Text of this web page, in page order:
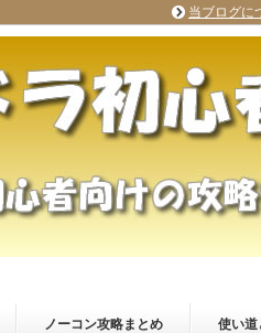
ノーコン攻略まとめ 使い道
当ブログに